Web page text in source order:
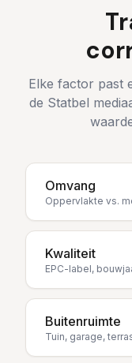
Elke factor past
de Statbel
Omvang
Oppervlakte vs.
Kwaliteit
EPC-label,
Buitenruimte
Tuin, garage,